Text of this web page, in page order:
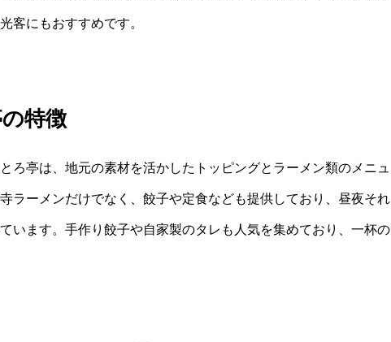
客にもおすすめです。
特徴
ろ亭は、地元の素材を活かしたトッピングとラーメン類のメニュ
ラーメンだけでなく、餃子や定食なども提供しており、昼夜それ
います。手作り餃子や自家製のタレも人気を集めており、一杯の